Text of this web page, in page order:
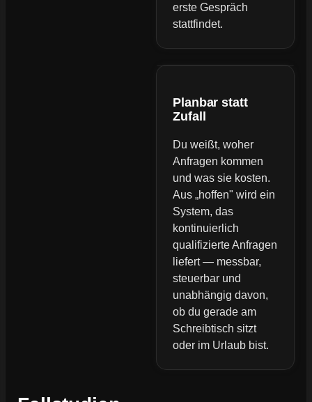
erste Gespräch
stattfindet.
Planbar statt
Zufall
Du weißt, woher
Anfragen kommen
und was sie kosten.
Aus „hoffen" wird ein
System, das
kontinuierlich
qualifizierte Anfragen
liefert — messbar,
steuerbar und
unabhängig davon,
ob du gerade am
Schreibtisch sitzt
oder im Urlaub bist.